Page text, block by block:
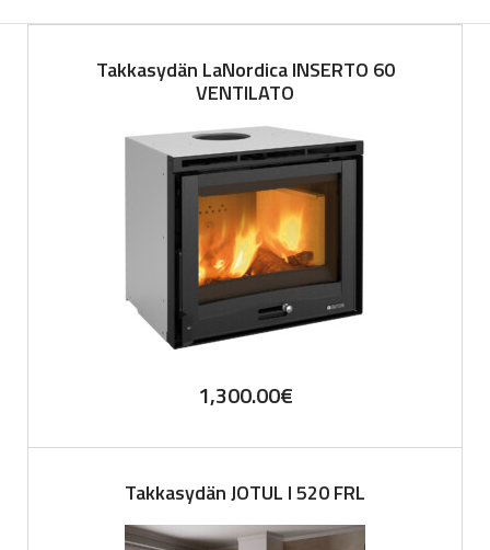
Takkasydän LaNordica INSERTO 60
VENTILATO
1,300.00€
Takkasydän JOTUL I 520 FRL